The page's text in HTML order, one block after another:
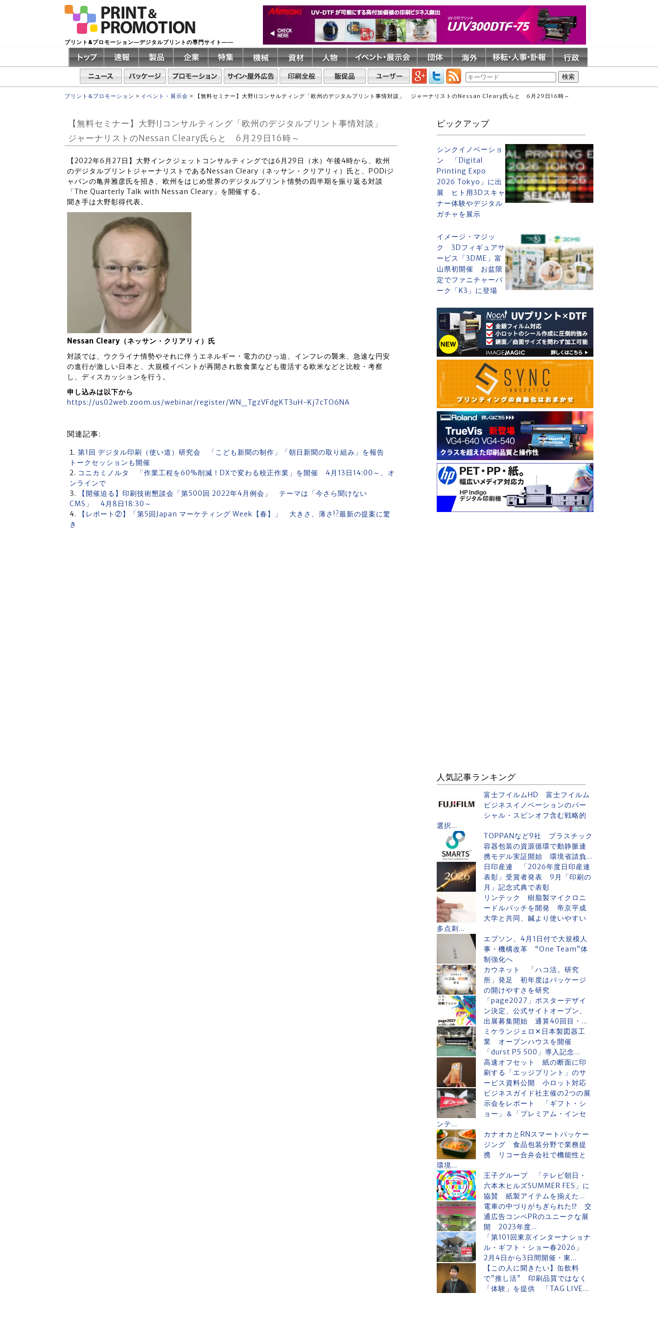
プリント&プロモーション―デジタルプリントの専門サイト――
プリント&プロモーション > イベント・展示会 > 【無料セミナー】大野IJコンサルティング「欧州のデジタルプリント事情対談」 ジャーナリストのNessan Cleary氏らと 6月29日16時～
【無料セミナー】大野IJコンサルティング「欧州のデジタルプリント事情対談」
ジャーナリストのNessan Cleary氏らと 6月29日16時～
【2022年6月27日】大野インクジェットコンサルティングでは6月29日（水）午後4時から、欧州
のデジタルプリントジャーナリストであるNessan Cleary（ネッサン・クリアリィ）氏と、PODiジ
ャパンの亀井雅彦氏を招き、欧州をはじめ世界のデジタルプリント情勢の四半期を振り返る対談
「The Quarterly Talk with Nessan Cleary」を開催する。
聞き手は大野彰得代表。
Nessan Cleary（ネッサン・クリアリィ）氏
対談では、ウクライナ情勢やそれに伴うエネルギー・電力のひっ迫、インフレの襲来、急速な円安
の進行が激しい日本と、大規模イベントが再開され飲食業なども復活する欧米などと比較・考察
し、ディスカッションを行う。
申し込みは以下から
https://us02web.zoom.us/webinar/register/WN_TgzVFdgKT3uH-Kj7cTO6NA
関連記事:
第1回 デジタル印刷（使い道）研究会 「こども新聞の制作」「朝日新聞の取り組み」を報告
トークセッションも開催
コニカミノルタ 「作業工程を60%削減！DXで変わる校正作業」を開催 4月13日14:00～、オ
ンラインで
【開催迫る】印刷技術懇談会「第500回 2022年4月例会」 テーマは「今さら聞けない
CMS」 4月8日18:30～
【レポート②】「第5回Japan マーケティング Week【春】」 大きさ、薄さ!?最新の提案に驚
き
ピックアップ
シンクイノベーショ
ン 「Digital
Printing Expo
2026 Tokyo」に出
展 ヒト用3Dスキャ
ナー体験やデジタル
ガチャを展示
イメージ・マジッ
ク 3Dフィギュアサ
ービス「3DME」富
山県初開催 お盆限
定でファニチャーパ
ーク「K3」に登場
人気記事ランキング
富士フイルムHD 富士フイルム
ビジネスイノベーションのパー
シャル・スピンオフ含む戦略的
選択...
TOPPANなど9社 プラスチック
容器包装の資源循環で動静脈連
携モデル実証開始 環境省請負...
日印産連 「2026年度日印産連
表彰」受賞者発表 9月「印刷の
月」記念式典で表彰
リンテック 樹脂製マイクロニ
ードルパッチを開発 帝京平成
大学と共同、鍼より使いやすい
多点刺...
エプソン、4月1日付で大規模人
事・機構改革 “One Team”体
制強化へ
カウネット 「ハコ活。研究
所」発足 初年度はパッケージ
の開けやすさを研究
「page2027」ポスターデザイ
ン決定、公式サイトオープン、
出展募集開始 通算40回目・...
ミケランジェロ✕日本製図器工
業 オープンハウスを開催
「durst P5 500」導入記念...
高速オフセット 紙の断面に印
刷する「エッジプリント」のサ
ービス資料公開 小ロット対応
ビジネスガイド社主催の2つの展
示会をレポート 「ギフト・シ
ョー」＆「プレミアム・インセ
ンテ...
カナオカとRNスマートパッケー
ジング 食品包装分野で業務提
携 リコー合弁会社で機能性と
環境...
王子グループ 「テレビ朝日・
六本木ヒルズSUMMER FES」に
協賛 紙製アイテムを揃えた...
電車の中づりがちぎられた⁉ 交
通広告コンペPRのユニークな展
開 2023年度...
「第101回東京インターナショナ
ル・ギフト・ショー春2026」
2月4日から3日間開催・東...
【この人に聞きたい】缶飲料
で”推し活” 印刷品質ではなく
「体験」を提供 「TAG LIVE...